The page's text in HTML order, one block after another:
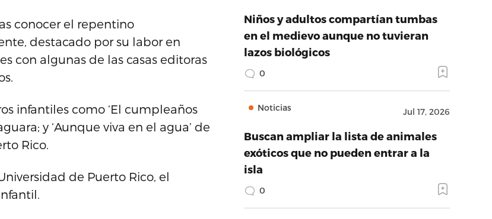
conocer el repentino
destacado por su labor en
con algunas de las casas editoras
infantiles como ‘El cumpleaños
y ‘Aunque viva en el agua’ de
Rico.
de Puerto Rico, el
Niños y adultos compartían tumbas
en el medievo aunque no tuvieran
lazos biológicos
0
Noticias Jul 17, 2026
Buscan ampliar la lista de animales
exóticos que no pueden entrar a la
isla
0